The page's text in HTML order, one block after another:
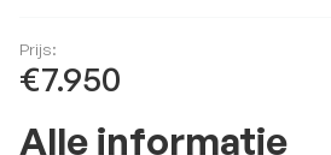
Prijs:
€7.950
Alle informatie